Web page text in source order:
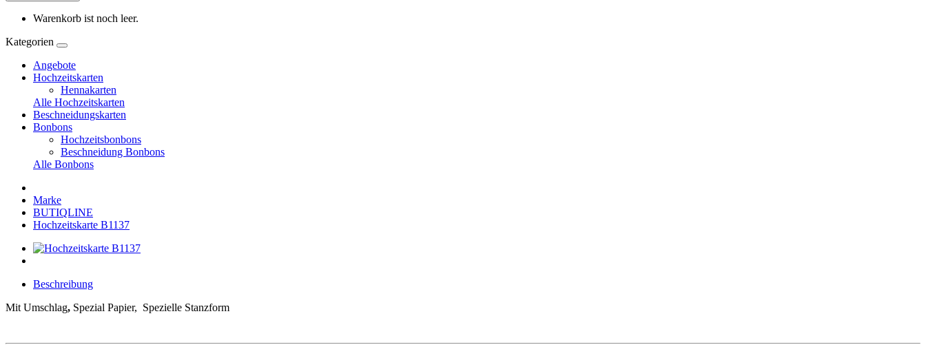
Warenkorb ist noch leer.
Kategorien
Angebote
Hochzeitskarten
Hennakarten
Alle Hochzeitskarten
Beschneidungskarten
Bonbons
Hochzeitsbonbons
Beschneidung Bonbons
Alle Bonbons
Marke
BUTIQLINE
Hochzeitskarte B1137
Beschreibung
Mit Umschlag, Spezial Papier, Spezielle Stanzform